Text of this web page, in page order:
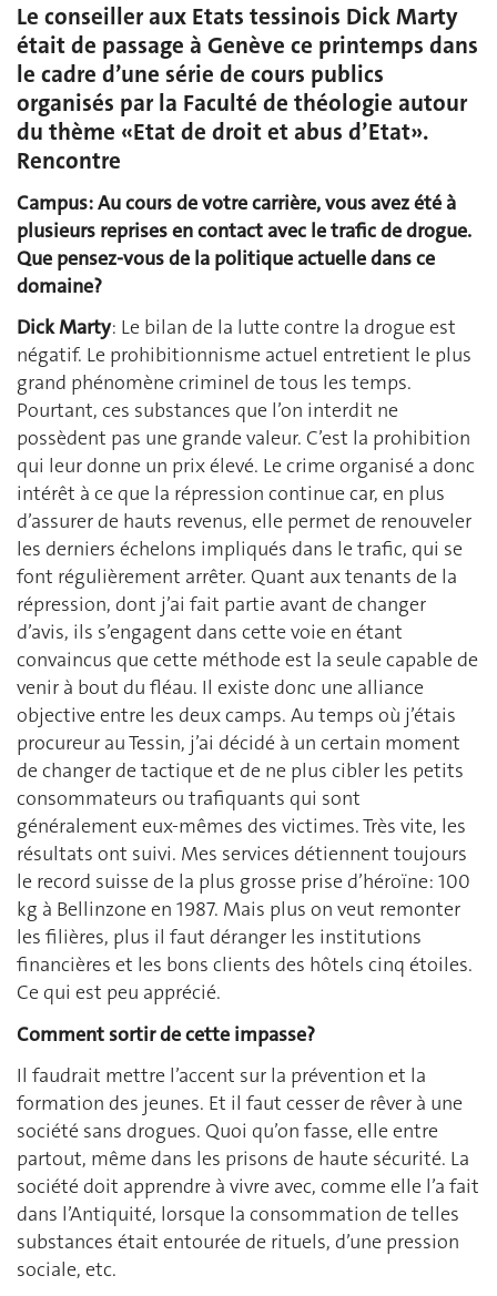
Le conseiller aux Etats tessinois Dick Marty
était de passage à Genève ce printemps dans
le cadre d’une série de cours publics
organisés par la Faculté de théologie autour
du thème «Etat de droit et abus d’Etat».
Rencontre
Campus: Au cours de votre carrière, vous avez été à
plusieurs reprises en contact avec le trafic de drogue.
Que pensez-vous de la politique actuelle dans ce
domaine?
Dick Marty: Le bilan de la lutte contre la drogue est
négatif. Le prohibitionnisme actuel entretient le plus
grand phénomène criminel de tous les temps.
Pourtant, ces substances que l’on interdit ne
possèdent pas une grande valeur. C’est la prohibition
qui leur donne un prix élevé. Le crime organisé a donc
intérêt à ce que la répression continue car, en plus
d’assurer de hauts revenus, elle permet de renouveler
les derniers échelons impliqués dans le trafic, qui se
font régulièrement arrêter. Quant aux tenants de la
répression, dont j’ai fait partie avant de changer
d’avis, ils s’engagent dans cette voie en étant
convaincus que cette méthode est la seule capable de
venir à bout du fléau. Il existe donc une alliance
objective entre les deux camps. Au temps où j’étais
procureur au Tessin, j’ai décidé à un certain moment
de changer de tactique et de ne plus cibler les petits
consommateurs ou trafiquants qui sont
généralement eux-mêmes des victimes. Très vite, les
résultats ont suivi. Mes services détiennent toujours
le record suisse de la plus grosse prise d’héroïne: 100
kg à Bellinzone en 1987. Mais plus on veut remonter
les filières, plus il faut déranger les institutions
financières et les bons clients des hôtels cinq étoiles.
Ce qui est peu apprécié.
Comment sortir de cette impasse?
Il faudrait mettre l’accent sur la prévention et la
formation des jeunes. Et il faut cesser de rêver à une
société sans drogues. Quoi qu’on fasse, elle entre
partout, même dans les prisons de haute sécurité. La
société doit apprendre à vivre avec, comme elle l’a fait
dans l’Antiquité, lorsque la consommation de telles
substances était entourée de rituels, d’une pression
sociale, etc.